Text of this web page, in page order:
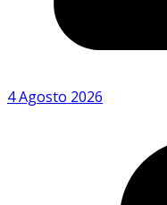
4 Agosto 2026